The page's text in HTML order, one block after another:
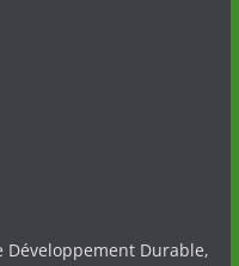
Développement Durable,